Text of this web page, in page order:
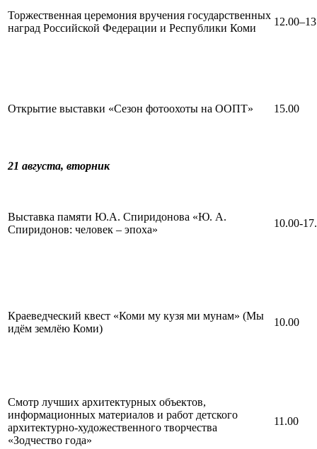
Торжественная церемония вручения государственных
наград Российской Федерации и Республики Коми
Открытие выставки «Сезон фотоохоты на ООПТ» 15.00
21 августа, вторник
Выставка памяти Ю.А. Спиридонова «Ю. А.
Спиридонов: человек – эпоха»
10.00-
Краеведческий квест «Коми му кузя ми мунам» (Мы
идём землёю Коми)
10.00
Смотр лучших архитектурных объектов,
информационных материалов и работ детского
архитектурно-художественного творчества
«Зодчество года»
11.00